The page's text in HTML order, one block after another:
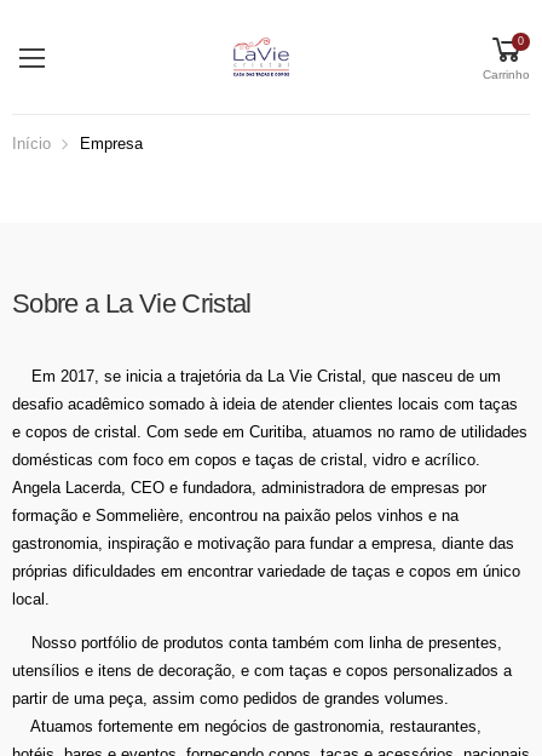
0
Carrinho
Início Empresa
Sobre a La Vie Cristal
Em 2017, se inicia a trajetória da La Vie Cristal, que nasceu de um
desafio acadêmico somado à ideia de atender clientes locais com taças
e copos de cristal. Com sede em Curitiba, atuamos no ramo de utilidades
domésticas com foco em copos e taças de cristal, vidro e acrílico.
Angela Lacerda, CEO e fundadora, administradora de empresas por
formação e Sommelière, encontrou na paixão pelos vinhos e na
gastronomia, inspiração e motivação para fundar a empresa, diante das
próprias dificuldades em encontrar variedade de taças e copos em único
local.
Nosso portfólio de produtos conta também com linha de presentes,
utensílios e itens de decoração, e com taças e copos personalizados a
partir de uma peça, assim como pedidos de grandes volumes.
Atuamos fortemente em negócios de gastronomia, restaurantes,